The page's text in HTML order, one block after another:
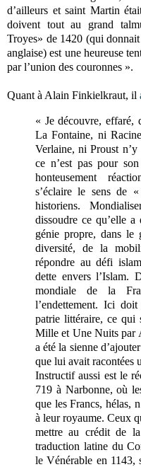
d’ailleurs et saint Martin
doivent tout au grand
Troyes» de 1420 (qui
anglaise) est une heureuse
par l’union des couronnes ».
Quant à Alain Finkielkraut, il
« Je découvre, effaré,
La Fontaine, ni
Verlaine, ni Proust
ce n’est pas pour
honteusement
s’éclaire le sens de
historiens.
dissoudre ce qu’elle
génie propre, dans
diversité, de la
répondre au défi
dette envers l’Islam.
mondiale de la
l’endettement. Ici
patrie littéraire, ce qui
Mille et Une Nuits par
a été la sienne
que lui avait racontées
Instructif aussi est le
719 à Narbonne, où
que les Francs, hélas,
à leur royaume. Ceux
mettre au crédit de
traduction latine du
le Vénérable en 1143,